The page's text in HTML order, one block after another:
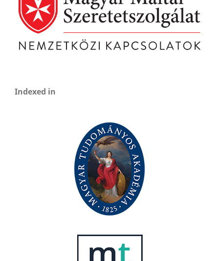
Indexed in